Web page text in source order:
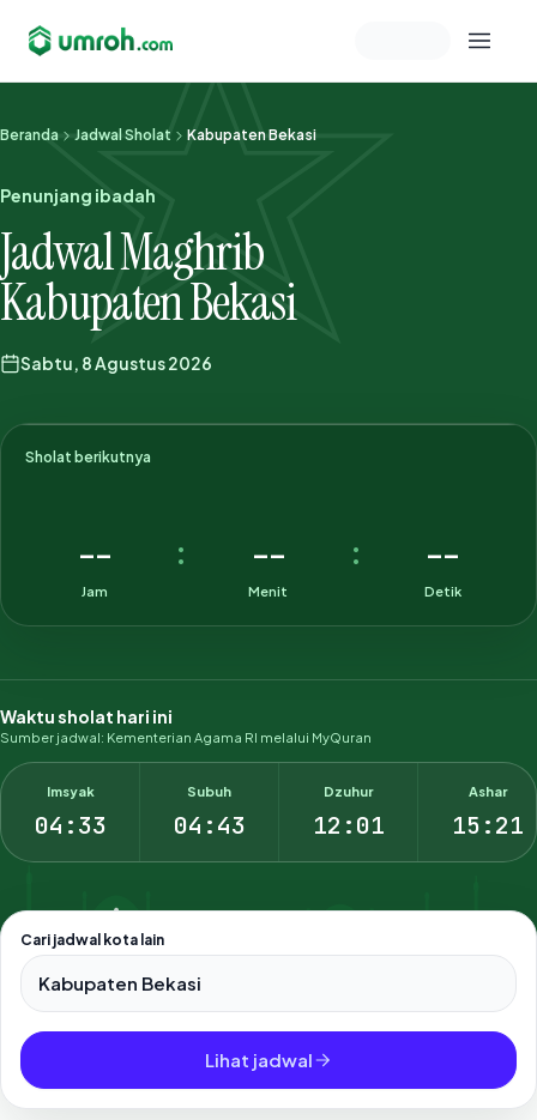
Memeriksa sesi akun
Beranda Jadwal Sholat Kabupaten Bekasi
Penunjang ibadah
Jadwal Maghrib
Kabupaten Bekasi
Sabtu, 8 Agustus 2026
Sholat berikutnya
--
Jam
: --
Menit
: --
Detik
Waktu sholat hari ini
Sumber jadwal: Kementerian Agama RI melalui MyQuran
Imsyak
04:33
Subuh
04:43
Dzuhur
12:01
Ashar
15:21
Cari jadwal kota lain
Pilih salah satu dari 500+ kota dan kabupaten di Indonesia.
Lihat jadwal